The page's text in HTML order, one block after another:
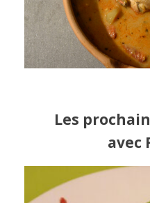
Les
avec